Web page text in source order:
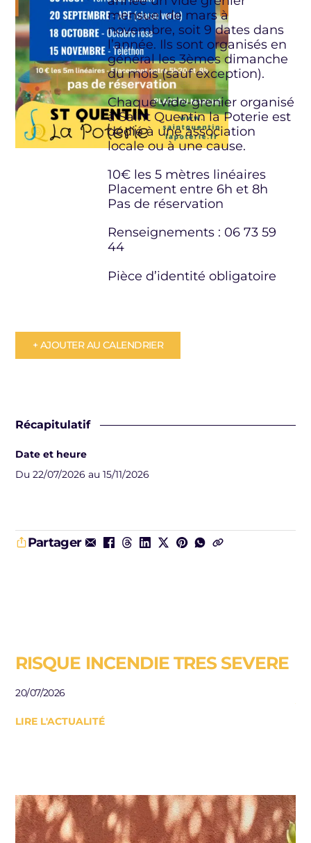
mensuel de mars à
novembre, soit 9 dates dans
l’année. Ils sont organisés en
général les 3èmes dimanche
du mois (sauf exception).
Chaque vide-grenier organisé
à Saint Quentin la Poterie est
dédié à une association
locale ou à une cause.
10€ les 5 mètres linéaires
Placement entre 6h et 8h
Pas de réservation
Renseignements : 06 73 59
44
Pièce d’identité obligatoire
+ AJOUTER AU CALENDRIER
Récapitulatif
Date et heure
Du 22/07/2026 au 15/11/2026
Partager
RISQUE INCENDIE TRES SEVERE
LIRE L'ACTUALITÉ
20/07/2026